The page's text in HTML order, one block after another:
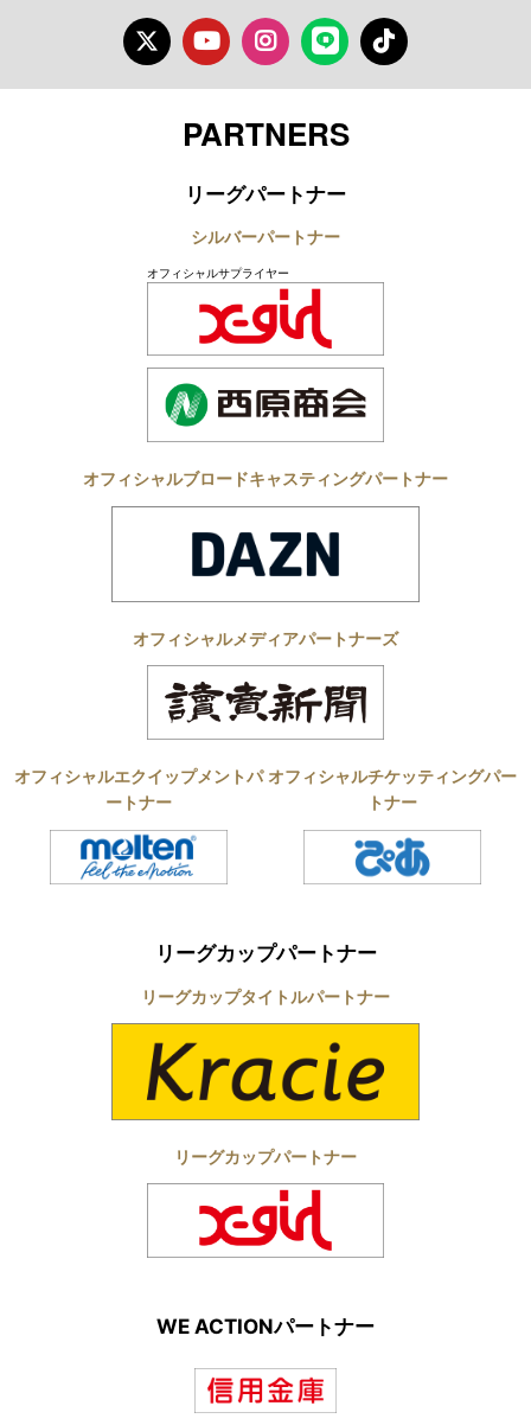
TwitterYoutubeInstagram
LINE TikTok
PARTNERS
リーグパートナー
シルバーパートナー
オフィシャルサプライヤー
オフィシャルブロードキャスティングパートナー
オフィシャルメディアパートナーズ
オフィシャルエクイップメントパ
ートナー
オフィシャルチケッティングパー
トナー
リーグカップパートナー
リーグカップタイトルパートナー
リーグカップパートナー
WE ACTIONパートナー